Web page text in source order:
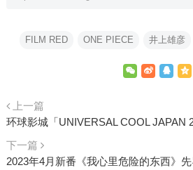
FILM RED ONE PIECE 井上雄彦
上一篇
下一篇
2023年4月新番《我心里危险的东西》